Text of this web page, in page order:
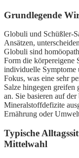
Grundlegende
Globuli und Schüßler-
Ansätzen,
Globuli sind
Form die körpereigene
individuelle Symptome
Fokus, was eine sehr
Salze hingegen
an. Sie basieren auf
Mineralstoffdefizite
Ernährung oder
Typische
Mittelwahl